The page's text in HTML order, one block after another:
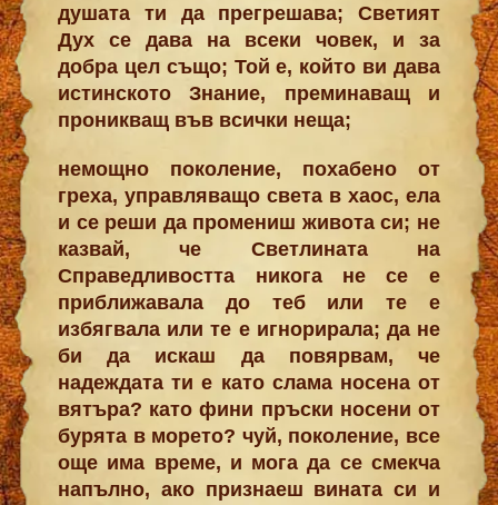
душата ти да прегрешава; Светият
Дух се дава на всеки човек, и за
добра цел също; Той е, който ви дава
истинското Знание, преминаващ и
проникващ във всички неща;
немощно поколение, похабено от
греха, управляващо света в хаос, ела
и се реши да промениш живота си; не
казвай, че Светлината на
Справедливостта никога не се е
приближавала до теб или те е
избягвала или те е игнорирала; да не
би да искаш да повярвам, че
надеждата ти е като слама носена от
вятъра? като фини пръски носени от
бурята в морето? чуй, поколение, все
още има време, и мога да се смекча
напълно, ако признаеш вината си и